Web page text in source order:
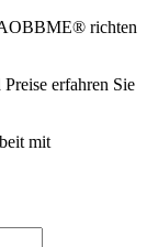
richten
erfahren Sie
mit